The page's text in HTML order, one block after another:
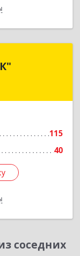
115
40
"ДОК"
Горького ул,
соседних